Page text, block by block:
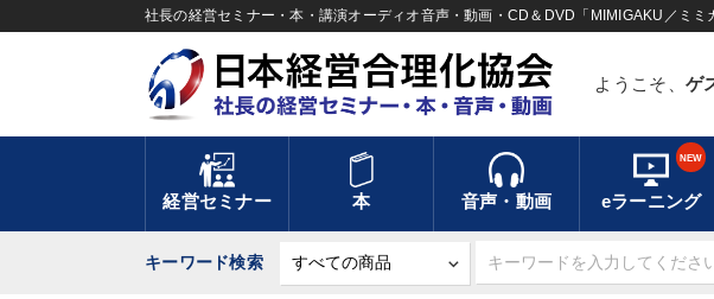
社長の経営セミナー・本・講演オーディオ音声・動画・CD＆DVD「MIMIGAKU／ミミ
ようこそ、 ゲ
経営セミナー 本 音声・動画 eラーニング
NEW
キーワード検索